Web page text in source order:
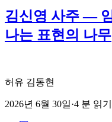
김신영 사주 —
나는 표현의 나무
허유 김동현
2026년 6월 30일·4 분 읽기